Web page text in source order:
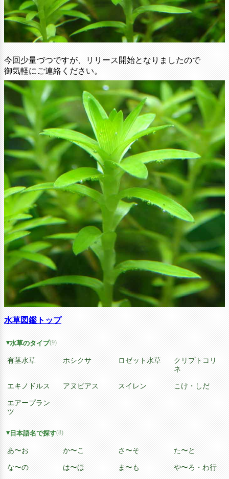
今回少量づつですが、リリース開始となりましたので
御気軽にご連絡ください。
水草図鑑トップ
水草のタイプ(9)
有茎水草 ホシクサ ロゼット水草
クリプトコリ
ネ
エキノドルス アヌビアス スイレン こけ・しだ
エアープラン
ツ
日本語名で探す(8)
あ〜お か〜こ さ〜そ た〜と
な〜の は〜ほ ま〜も や〜ろ・わ行